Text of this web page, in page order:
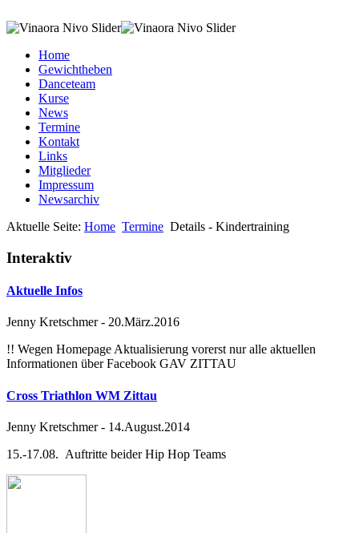
Home
Gewichtheben
Danceteam
Kurse
News
Termine
Kontakt
Links
Mitglieder
Impressum
Newsarchiv
Aktuelle Seite: Home Termine Details - Kindertraining
Interaktiv
Aktuelle Infos
Jenny Kretschmer- 20.März.2016
!! Wegen Homepage Aktualisierung vorerst nur alle aktuellen
Informationen über Facebook GAV ZITTAU
Cross Triathlon WM Zittau
Jenny Kretschmer- 14.August.2014
15.-17.08. Auftritte beider Hip Hop Teams